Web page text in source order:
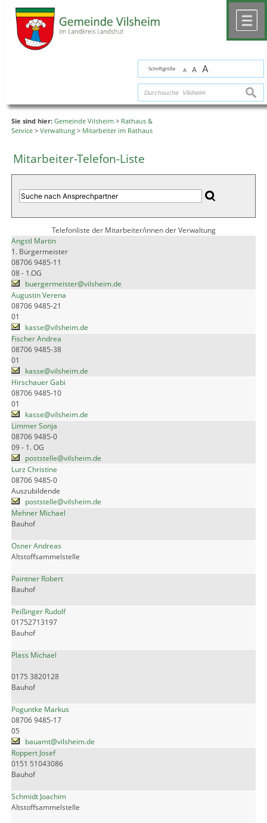
Schriftgröße A A A
Sie sind hier: Gemeinde Vilsheim > Rathaus &
Service > Verwaltung > Mitarbeiter im Rathaus
Mitarbeiter-Telefon-Liste
Telefonliste der Mitarbeiter/innen der Verwaltung
Angstl Martin
1. Bürgermeister
08706 9485-11
08 - 1.OG
buergermeister@vilsheim.de
Augustin Verena
08706 9485-21
01
kasse@vilsheim.de
Fischer Andrea
08706 9485-38
01
kasse@vilsheim.de
Hirschauer Gabi
08706 9485-10
01
kasse@vilsheim.de
Limmer Sonja
08706 9485-0
09 - 1. OG
poststelle@vilsheim.de
Lurz Christine
08706 9485-0
Auszubildende
poststelle@vilsheim.de
Mehner Michael
Bauhof
Osner Andreas
Altstoffsammelstelle
Paintner Robert
Bauhof
Peißinger Rudolf
01752713197
Bauhof
Plass Michael
0175 3820128
Bauhof
Poguntke Markus
08706 9485-17
05
bauamt@vilsheim.de
Roppert Josef
0151 51043086
Bauhof
Schmidt Joachim
Altstoffsammelstelle